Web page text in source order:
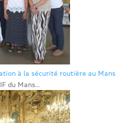
à la sécurité routière au Mans
du Mans...